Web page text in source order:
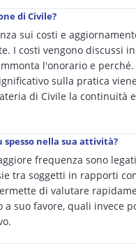
di Civile?
sui costi e
I costi vengono discussi
l'onorario e
sulla pratica
di Civile la
nella sua attività?
frequenza sono
tra soggetti in rapporti
di valutare
suo favore, quali invece